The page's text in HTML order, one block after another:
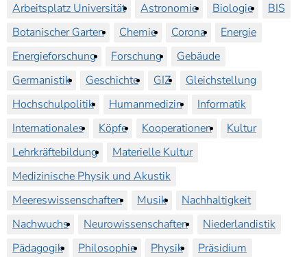
Arbeitsplatz Universität Astronomie Biologie
BIS
Botanischer Garten
Chemie Corona
Energie
Energieforschung
Forschung
Gebäude
Germanistik
Geschichte GIZ
Gleichstellung
Hochschulpolitik
Humanmedizin
Informatik
Internationales
Köpfe Kooperationen
Kultur
Lehrkräftebildung
Materielle Kultur
Medizinische Physik und Akustik
Meereswissenschaften
Musik
Nachhaltigkeit
Nachwuchs
Neurowissenschaften
Niederlandistik
Pädagogik
Philosophie Physik
Präsidium